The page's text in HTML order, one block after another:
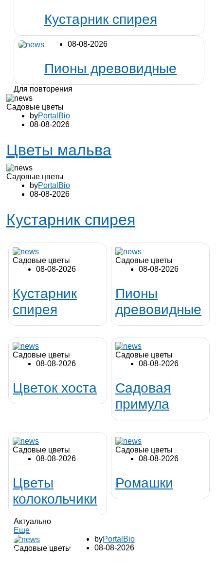
Кустарник спирея
08-08-2026
Пионы древовидные
Для повторения
Садовые цветы
byPortalBio
08-08-2026
Цветы мальва
Садовые цветы
byPortalBio
08-08-2026
Кустарник спирея
Садовые цветы
08-08-2026
Кустарник
спирея
Садовые цветы
08-08-2026
Пионы
древовидные
Садовые цветы
08-08-2026
Цветок хоста
Садовые цветы
08-08-2026
Садовая
примула
Садовые цветы
08-08-2026
Цветы
колокольчики
Садовые цветы
08-08-2026
Ромашки
Актуально
Еще
Садовые цветы
byPortalBio
08-08-2026